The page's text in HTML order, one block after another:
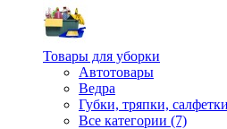
Товары для уборки
Автотовары
Ведра
Губки, тряпки, салфетки
Все категории (7)